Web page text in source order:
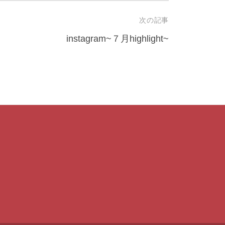
次の記事
instagram~７月highlight~